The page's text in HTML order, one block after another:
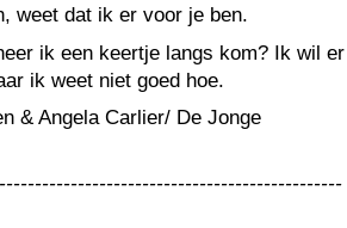
weet dat ik er voor je ben.
ik een keertje langs kom? Ik wil er
ik weet niet goed hoe.
& Angela Carlier/ De Jonge